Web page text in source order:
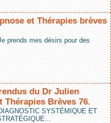
et Thérapies brèves
prends mes désirs pour des
du Dr Julien
Thérapies Brèves 76.
SYSTÉMIQUE ET